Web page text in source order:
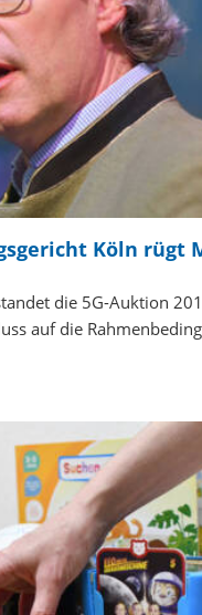
Köln rügt
die 5G-Auktion
auf die